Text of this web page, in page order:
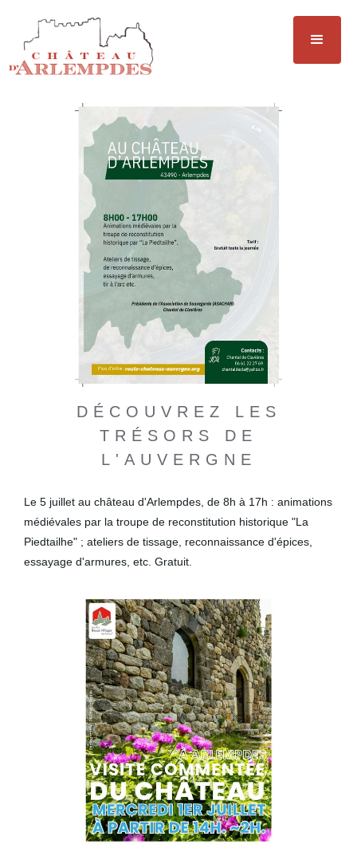
DÉCOUVREZ LES
TRÉSORS DE
L'AUVERGNE
Le 5 juillet au château d'Arlempdes, de 8h à 17h : animations
médiévales par la troupe de reconstitution historique "La
Piedtailhe" ; ateliers de tissage, reconnaissance d'épices,
essayage d'armures, etc. Gratuit.